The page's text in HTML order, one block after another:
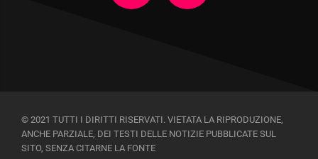
© 2021 TUTTI I DIRITTI RISERVATI. VIETATA LA RIPRODUZIONE,
ANCHE PARZIALE, DEI TESTI DELLE NOTIZIE PUBBLICATE SUL
SITO, SENZA CITARNE LA FONTE